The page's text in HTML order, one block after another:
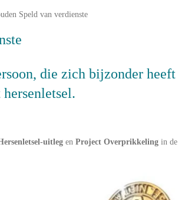
Speld van verdienste
die zich bijzonder heeft
uitleg en Project Overprikkeling in de